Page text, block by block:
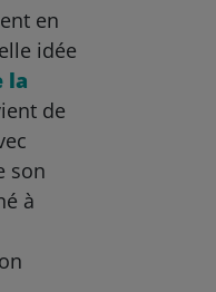
en
idée
la
de
son
à